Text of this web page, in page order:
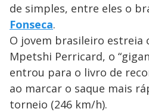
de simples, entre eles o
Fonseca.
O jovem brasileiro estreia
Mpetshi Perricard, o
entrou para o livro de
ao marcar o saque mais
torneio (246 km/h).